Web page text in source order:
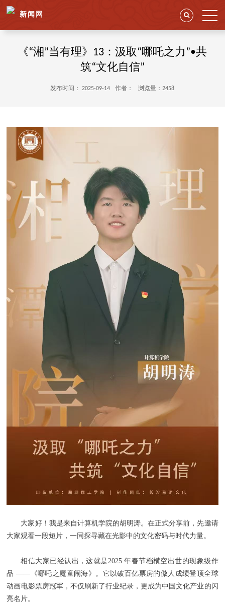
新闻网
《“湘”当有理》13：汲取“哪吒之力”•共
筑“文化自信”
发布时间： 2025-09-14 作者： 浏览量：2458
大家好！我是来自计算机学院的胡明涛。在正式分享前，先邀请
大家观看一段短片，一同探寻藏在光影中的文化密码与时代力量。
相信大家已经认出，这就是2025 年春节档横空出世的现象级作
品 ——《哪吒之魔童闹海》。它以破百亿票房的傲人成绩登顶全球
动画电影票房冠军，不仅刷新了行业纪录，更成为中国文化产业的闪
亮名片。